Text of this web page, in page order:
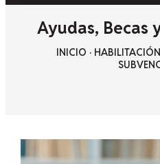
Ayudas, Becas
INICIO · HABILITACIÓN